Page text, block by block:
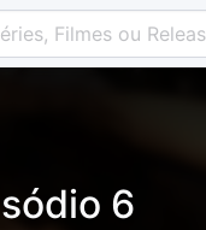
6